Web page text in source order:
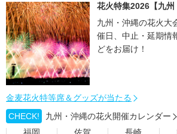
花火特集2026【九州
九州・沖縄の花火大
催日、中止・延期情
どをお届け！
金麦花火特等席＆グッズが当たる
CHECK!
九州・沖縄の花火開催カレンダー
福岡
佐賀 長崎